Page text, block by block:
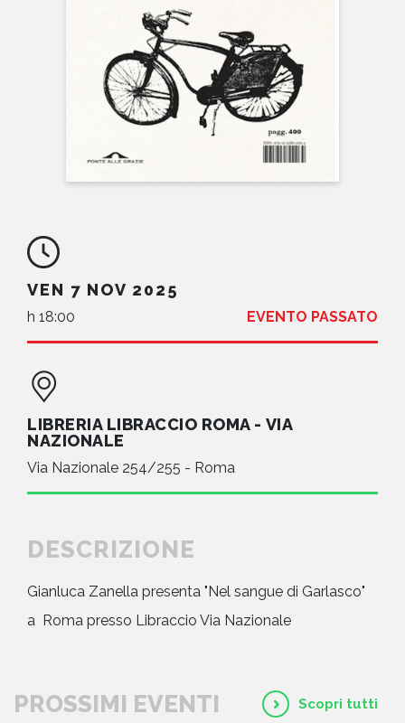
CONTATTI
VEN 7 NOV 2025
h 18:00 EVENTO PASSATO
LIBRERIA LIBRACCIO ROMA - VIA
NAZIONALE
Via Nazionale 254/255 - Roma
DESCRIZIONE
Gianluca Zanella presenta "Nel sangue di Garlasco"
a Roma presso Libraccio Via Nazionale
PROSSIMI EVENTI Scopri tutti